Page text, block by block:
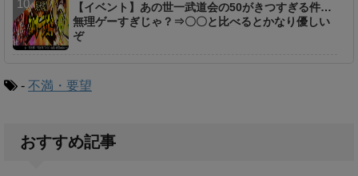
【イベント】あの世一武道会の50がきつすぎる件…
無理ゲーすぎじゃ？⇒〇〇と比べるとかなり優しい
ぞ
- 不満・要望
おすすめ記事